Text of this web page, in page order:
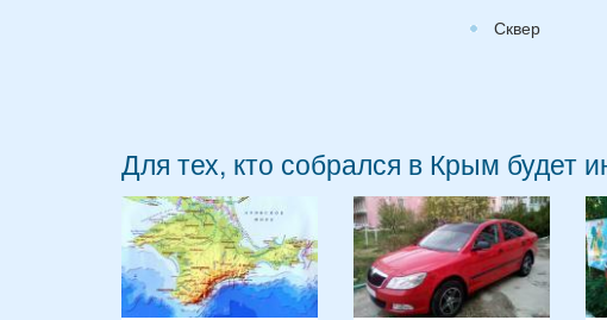
Сквер
Для тех, кто собрался в Крым будет